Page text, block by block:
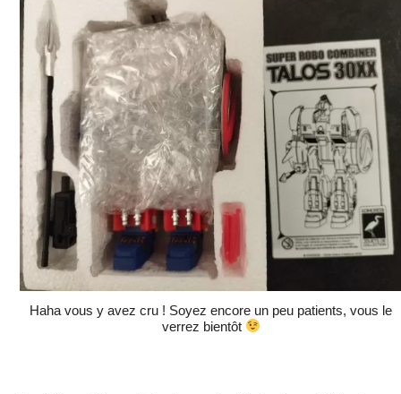
Haha vous y avez cru ! Soyez encore un peu patients, vous le
verrez bientôt